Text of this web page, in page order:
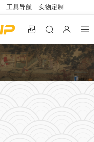
工具导航 实物定制